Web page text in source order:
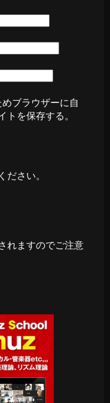
ブラウザーに自
トを保存する。
ださい。
れますのでご注意